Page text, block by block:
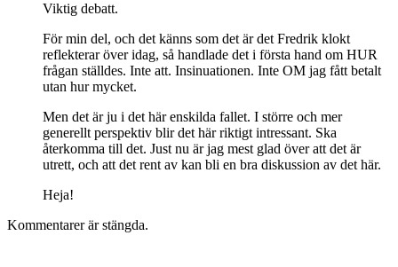
Viktig debatt.
För min del, och det känns som det är det Fredrik klokt
reflekterar över idag, så handlade det i första hand om HUR
frågan ställdes. Inte att. Insinuationen. Inte OM jag fått betalt
utan hur mycket.
Men det är ju i det här enskilda fallet. I större och mer
generellt perspektiv blir det här riktigt intressant. Ska
återkomma till det. Just nu är jag mest glad över att det är
utrett, och att det rent av kan bli en bra diskussion av det här.
Heja!
Kommentarer är stängda.